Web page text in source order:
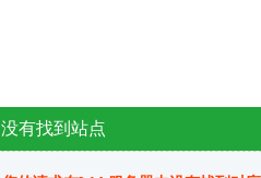
没有找到站点